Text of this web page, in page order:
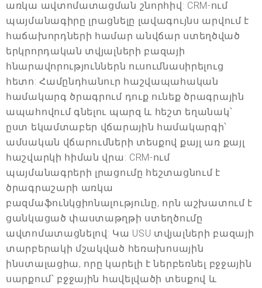
առկա ավտոմատացման շնորհիվ: CRM-ում
պայմանագիրը լրացնելը լավագույնս արվում է
հաճախորդների համար անվճար ստեղծված
երկրորդական տվյալների բազայի
հնարավորություններն ուսումնասիրելուց
հետո: Համընդհանուր հաշվապահական
համակարգ ծրագրում դուք ունեք ծրագրային
ապահովում գնելու պարզ և հեշտ եղանակ՝
ըստ եկամտաբեր վճարային համակարգի՝
ամսական վճարումների տեսքով քայլ առ քայլ
հաշվարկի հիման վրա: CRM-ում
պայմանագրերի լրացումը հեշտացնում է
ծրագրաշարի առկա
բազմաֆունկցիոնալությունը, որն աշխատում է
ցանկացած փաստաթղթի ստեղծումը
ավտոմատացնելով: Կա USU տվյալների բազայի
տարբերակի մշակված հեռախոսային
ինստալացիա, որը կարելի է ներբեռնել բջջային
սարքում՝ բջջային հավելվածի տեսքով և